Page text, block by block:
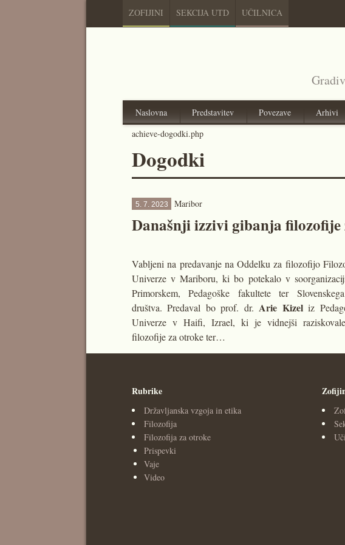
ZOFIJINI SEKCIJA UTD UČILNICA
Naslovna Predstavitev Povezave
Arhivi
achieve-dogodki.php
Dogodki
5. 7. 2023 Maribor
Današnji izzivi gibanja
Vabljeni na predavanje na Oddelku za filozofijo
Univerze v Mariboru, ki bo potekalo v
Primorskem, Pedagoške fakultete ter
društva. Predaval bo prof. dr. Arie Kizeliz
Univerze v Haifi, Izrael, ki je vidnejši
filozofije za otroke ter…
Rubrike
Državljanska vzgoja in etika
Filozofija
Filozofija za otroke
Prispevki
Vaje
Video